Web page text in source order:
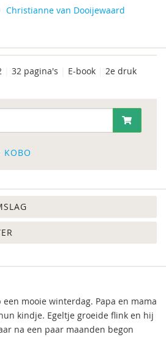
Christianne van Dooijewaard
32 pagina's E-book
2e druk
KOBO
mooie winterdag. Papa en mama
kindje. Egeltje groeide flink en hij
na een paar maanden begon